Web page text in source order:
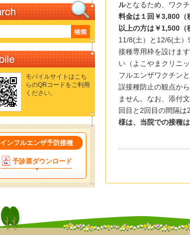
ルとなるため、ワク
料金は１回￥3,800（
以上の方は￥1,500（
11/8(土）と12/6(土
接種専用枠を設けま
い（よこやまクリニ
フルエンザワクチン
誤接種防止の観点か
ません。なお、添付
回目と2回目の間隔は
様は、当院での接種
モバイルサイトはこち
らのQRコードをご利用
ください。
インフルエンザ予防接種
予診票ダウンロード